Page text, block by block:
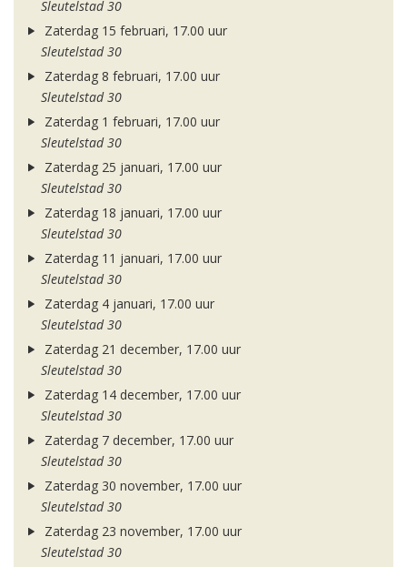
Sleutelstad 30
Zaterdag 15 februari, 17.00 uur
Sleutelstad 30
Zaterdag 8 februari, 17.00 uur
Sleutelstad 30
Zaterdag 1 februari, 17.00 uur
Sleutelstad 30
Zaterdag 25 januari, 17.00 uur
Sleutelstad 30
Zaterdag 18 januari, 17.00 uur
Sleutelstad 30
Zaterdag 11 januari, 17.00 uur
Sleutelstad 30
Zaterdag 4 januari, 17.00 uur
Sleutelstad 30
Zaterdag 21 december, 17.00 uur
Sleutelstad 30
Zaterdag 14 december, 17.00 uur
Sleutelstad 30
Zaterdag 7 december, 17.00 uur
Sleutelstad 30
Zaterdag 30 november, 17.00 uur
Sleutelstad 30
Zaterdag 23 november, 17.00 uur
Sleutelstad 30